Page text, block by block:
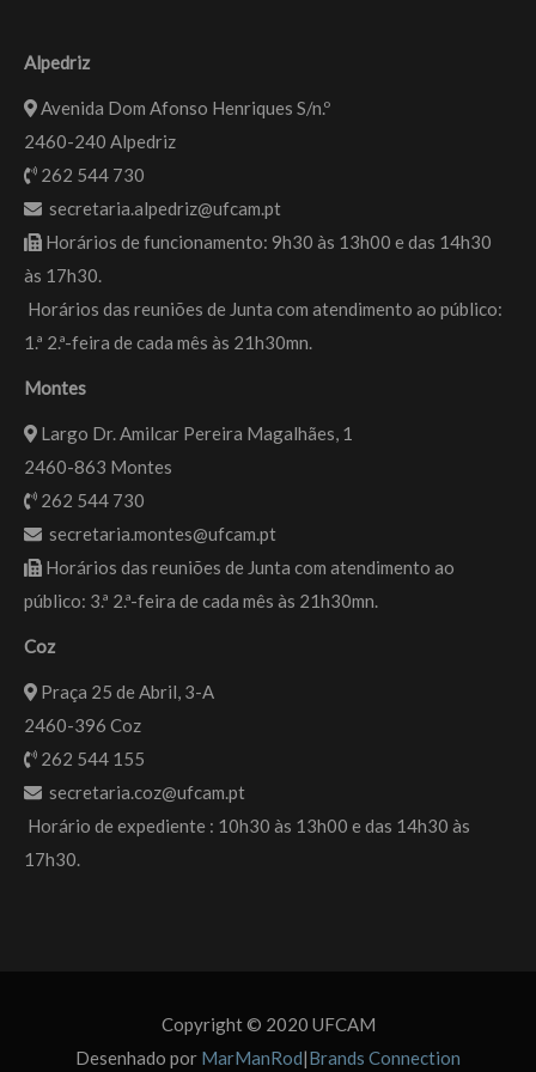
Alpedriz
Avenida Dom Afonso Henriques S/n.º
2460-240 Alpedriz
262 544 730
secretaria.alpedriz@ufcam.pt
Horários de funcionamento: 9h30 às 13h00 e das 14h30
às 17h30.
Horários das reuniões de Junta com atendimento ao público:
1.ª 2.ª-feira de cada mês às 21h30mn.
Montes
Largo Dr. Amilcar Pereira Magalhães, 1
2460-863 Montes
262 544 730
secretaria.montes@ufcam.pt
Horários das reuniões de Junta com atendimento ao
público: 3.ª 2.ª-feira de cada mês às 21h30mn.
Coz
Praça 25 de Abril, 3-A
2460-396 Coz
262 544 155
secretaria.coz@ufcam.pt
Horário de expediente : 10h30 às 13h00 e das 14h30 às
17h30.
Copyright © 2020 UFCAM
Desenhado por MarManRod|Brands Connection